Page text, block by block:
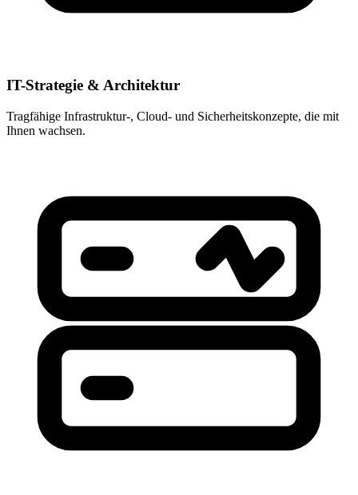
IT-Strategie & Architektur
Tragfähige Infrastruktur-, Cloud- und Sicherheitskonzepte, die mit
Ihnen wachsen.